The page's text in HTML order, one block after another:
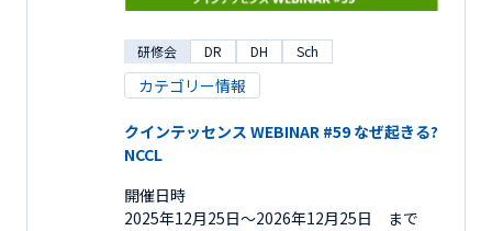
研修会 DR DH Sch
カテゴリー情報
クインテッセンス WEBINAR #59 なぜ起きる?
NCCL
開催日時
2025年12月25日〜2026年12月25日 まで